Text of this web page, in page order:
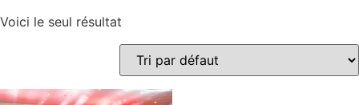
Voici le seul résultat